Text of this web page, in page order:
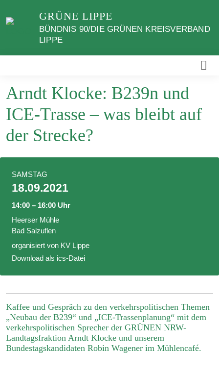
zum
GRÜNE LIPPE
BÜNDNIS 90/DIE GRÜNEN KREISVERBAND
LIPPE
Arndt Klocke: B239n und
ICE-Trasse – was bleibt auf
der Strecke?
Kaffee und Gespräch zu den verkehrspolitischen Themen
„Neubau der B239“ und „ICE-Trassenplanung“ mit dem
verkehrspolitischen Sprecher der GRÜNEN NRW-
Landtagsfraktion Arndt Klocke und unserem
Bundestagskandidaten Robin Wagener im Mühlencafé.
SAMSTAG
18.09.2021
14:00 – 16:00 Uhr
Heerser Mühle
Bad Salzuflen
organisiert von KV Lippe
Download als ics-Datei